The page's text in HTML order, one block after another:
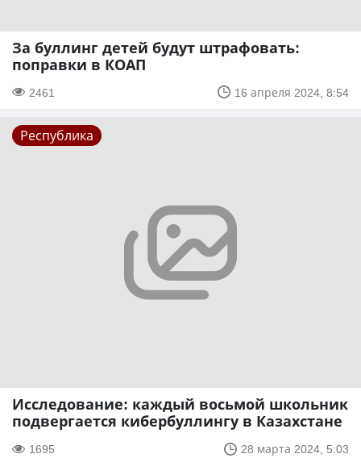
За буллинг детей будут штрафовать:
поправки в КОАП
2461 16 апреля 2024, 8:54
Республика
Исследование: каждый восьмой школьник
подвергается кибербуллингу в Казахстане
1695 28 марта 2024, 5:03